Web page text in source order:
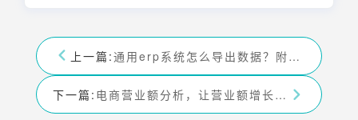
上一篇: 通用erp系统怎么导出数据？附步骤
下一篇: 电商营业额分析，让营业额增长看得见摸得着